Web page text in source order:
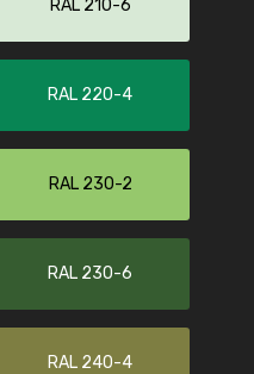
RAL 210-6
RAL 220-4
RAL 230-2
RAL 230-6
RAL 240-4